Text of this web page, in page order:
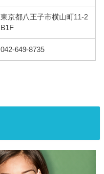
東京都八王子市横山町11-2
B1F
042-649-8735